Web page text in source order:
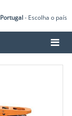
Portugal- Escolha o país